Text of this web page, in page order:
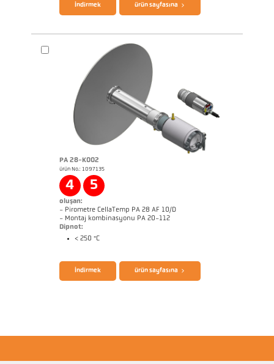
İndirmek ürün sayfasına
PA 28-K002
ürün No.: 1097135
4 5
oluşan:
- Pirometre CellaTemp PA 28 AF 10/D
- Montaj kombinasyonu PA 20-112
Dipnot:
< 250 °C
İndirmek ürün sayfasına